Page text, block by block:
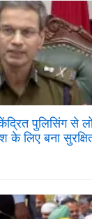
पुलिसिंग से
लिए बना